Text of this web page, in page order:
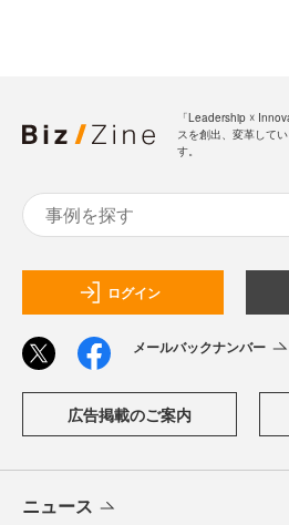
「Leadership ☓
スを創出、変革して
す。
ログイン
メールバックナンバー
広告掲載のご案内
ニュース